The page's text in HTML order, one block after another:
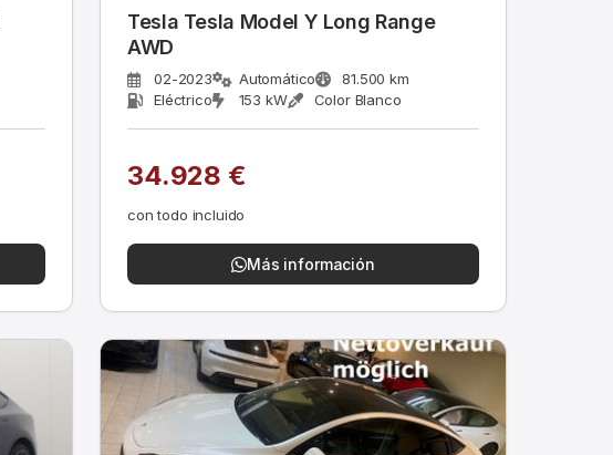
Tesla Tesla Model Y Long Range
AWD
02-2023 Automático
81.500 km
Eléctrico
153 kW Color Blanco
34.928 €
con todo incluido
Más información